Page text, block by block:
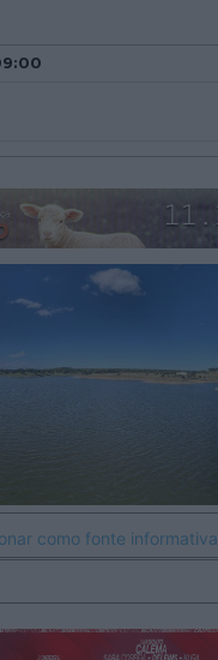
como fonte informativa